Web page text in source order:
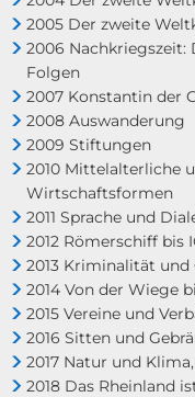
2005 Der zweite
2006 Nachkriegszeit:
Folgen
2007 Konstantin der
2008 Auswanderung
2009 Stiftungen
2010 Mittelalterliche
Wirtschaftsformen
2011 Sprache und
2012 Römerschiff bis
2013 Kriminalität
2014 Von der Wiege
2015 Vereine und
2016 Sitten und
2017 Natur und
2018 Das Rheinland